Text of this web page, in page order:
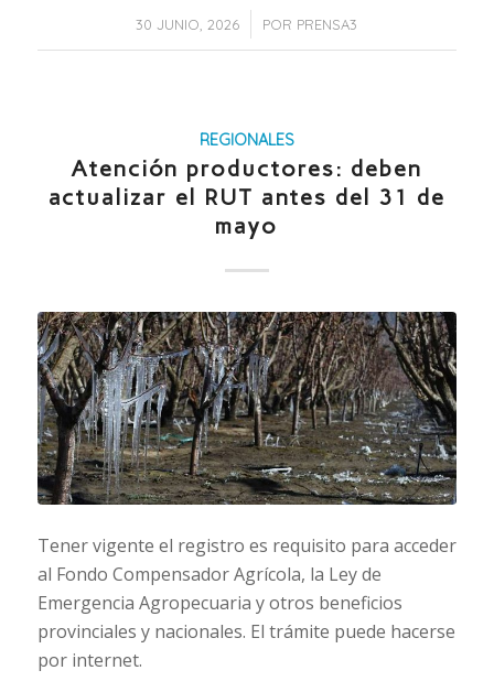
30 JUNIO, 2026
/ POR PRENSA3
REGIONALES
Atención productores: deben
actualizar el RUT antes del 31 de
mayo
Tener vigente el registro es requisito para acceder
al Fondo Compensador Agrícola, la Ley de
Emergencia Agropecuaria y otros beneficios
provinciales y nacionales. El trámite puede hacerse
por internet.